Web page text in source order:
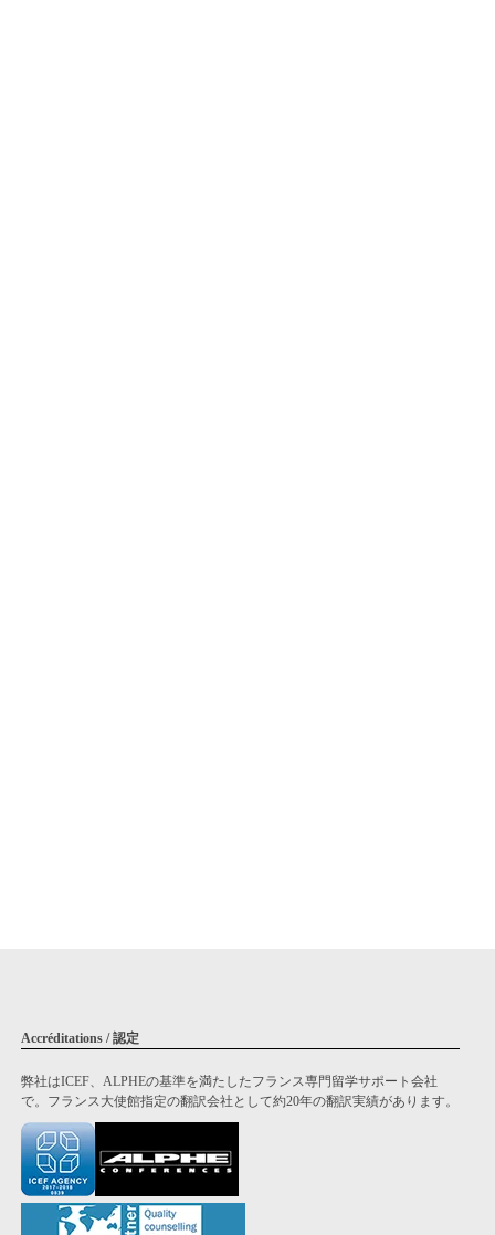
Accréditations / 認定
弊社はICEF、ALPHEの基準を満たしたフランス専門留学サポート会社
で。フランス大使館指定の翻訳会社として約20年の翻訳実績があります。